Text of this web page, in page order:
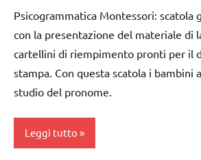
ARTICOLI
anni
DOWNLOAD
grammatica
GUIDA
DIDATTICA
MONTESSORI
classe
1a
classe
2a
3a
Psicogrammatica Montessori: scatola
con la presentazione del materiale di
cartellini di riempimento pronti per il
stampa. Con questa scatola i bambini
studio del pronome.
Leggi tutto